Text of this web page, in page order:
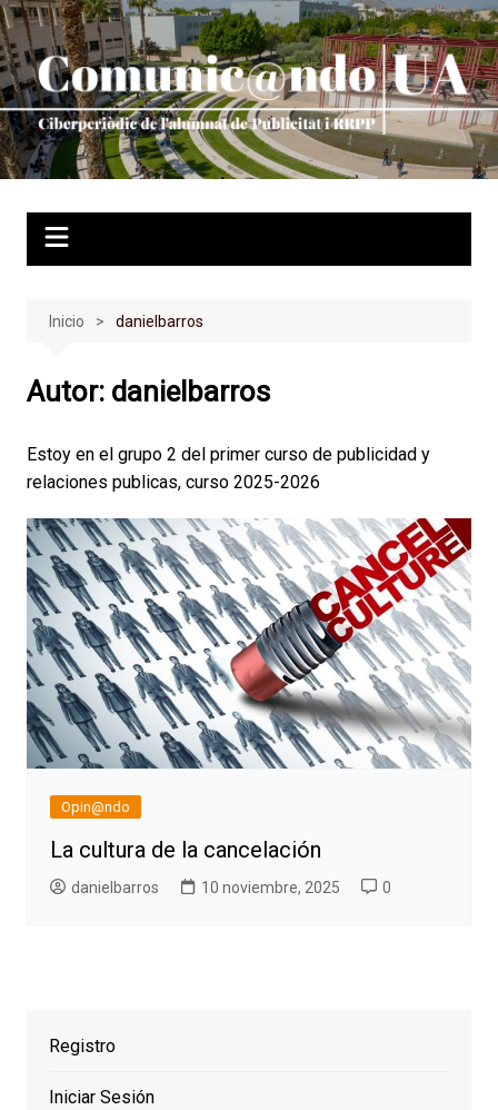
Saltar
al
contenido
Inicio danielbarros
Autor: danielbarros
Estoy en el grupo 2 del primer curso de publicidad y
relaciones publicas, curso 2025-2026
Opin@ndo
La cultura de la cancelación
danielbarros 10 noviembre, 2025 0
Registro
Iniciar Sesión